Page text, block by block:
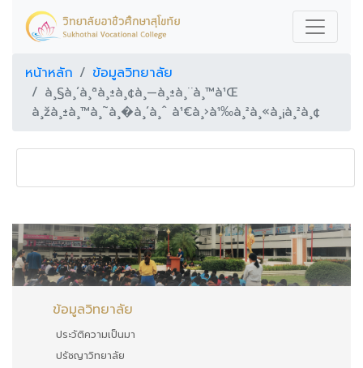
หน้าหลัก
ข้อมูลวิทยาลัย
à¸§à¸´à¸ªà¸±à¸¢à¸—à¸±à¸¨à¸™à¹Œ
à¸žà¸±à¸™à¸˜à¸�à¸´à¸ˆ à¹€à¸›à¹‰à¸²à¸«à¸¡à¸²à¸¢
ข้อมูลวิทยาลัย
ประวัติความเป็นมา
ปรัชญาวิทยาลัย